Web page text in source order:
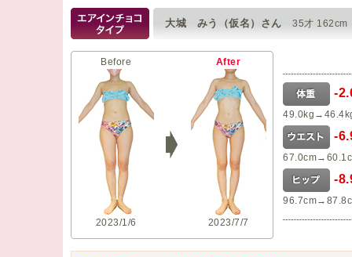
大城 みう（仮名）さん 35才 162cm
Before
2023/1/6
After
2023/7/7
-
-
-